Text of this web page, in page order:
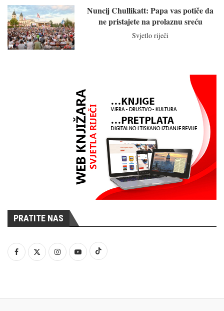
Nuncij Chullikatt: Papa vas potiče da
ne pristajete na prolaznu sreću
Svjetlo riječi
PRATITE NAS